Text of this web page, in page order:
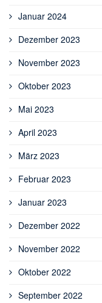
Januar 2024
Dezember 2023
November 2023
Oktober 2023
Mai 2023
April 2023
März 2023
Februar 2023
Januar 2023
Dezember 2022
November 2022
Oktober 2022
September 2022